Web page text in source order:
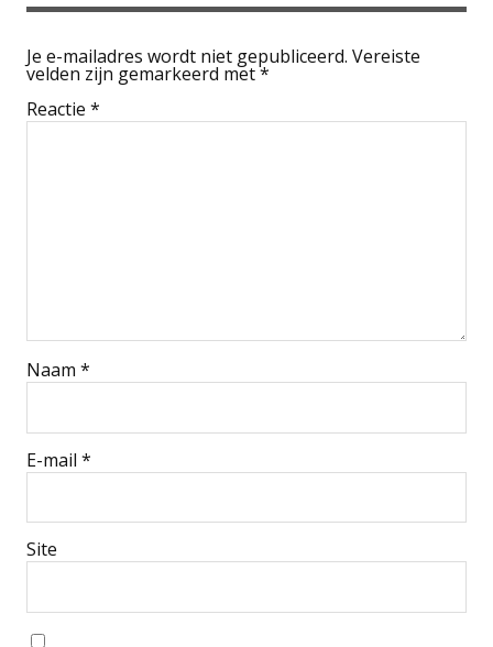
Je e-mailadres wordt niet gepubliceerd. Vereiste
velden zijn gemarkeerd met*
Reactie *
Naam *
E-mail *
Site